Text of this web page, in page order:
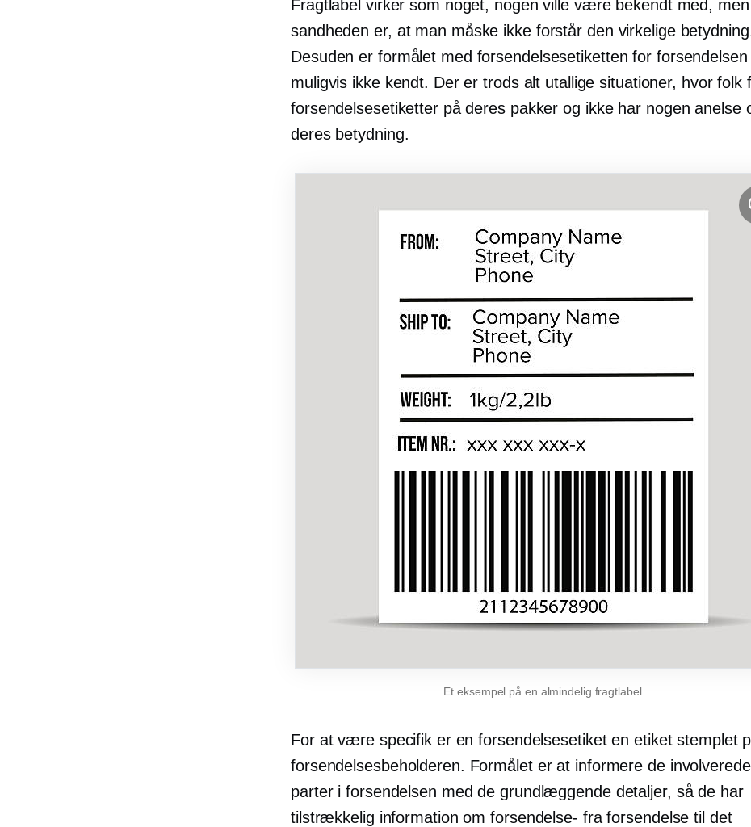
Fragtlabel virker som noget, nogen ville være bekendt med, men
sandheden er, at man måske ikke forstår den virkelige
Desuden er formålet med forsendelsesetiketten for forsendelsen
muligvis ikke kendt. Der er trods alt utallige situationer, hvor folk
forsendelsesetiketter på deres pakker og ikke har nogen anelse
deres betydning.
Et eksempel på en almindelig fragtlabel
For at være specifik er en forsendelsesetiket en etiket stemplet
forsendelsesbeholderen. Formålet er at informere de involverede
parter i forsendelsen med de grundlæggende detaljer, så de har
tilstrækkelig information omforsendelse- fra forsendelse til det